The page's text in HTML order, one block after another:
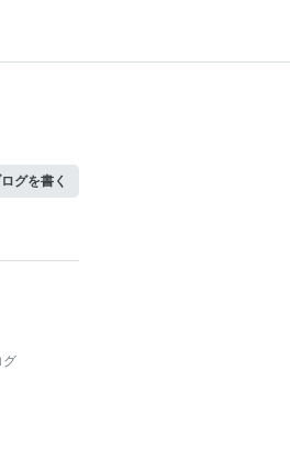
グを書く
グ